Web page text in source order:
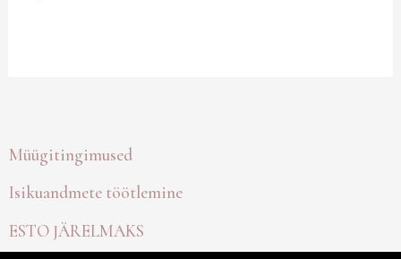
Müügitingimused
Isikuandmete töötlemine
ESTO JÄRELMAKS